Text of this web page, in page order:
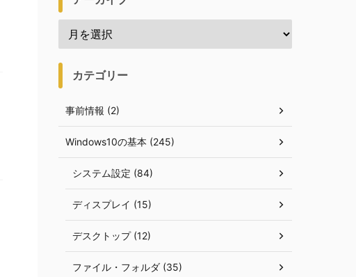
カテゴリー
事前情報 (2)
Windows10の基本 (245)
システム設定 (84)
ディスプレイ (15)
デスクトップ (12)
ファイル・フォルダ (35)